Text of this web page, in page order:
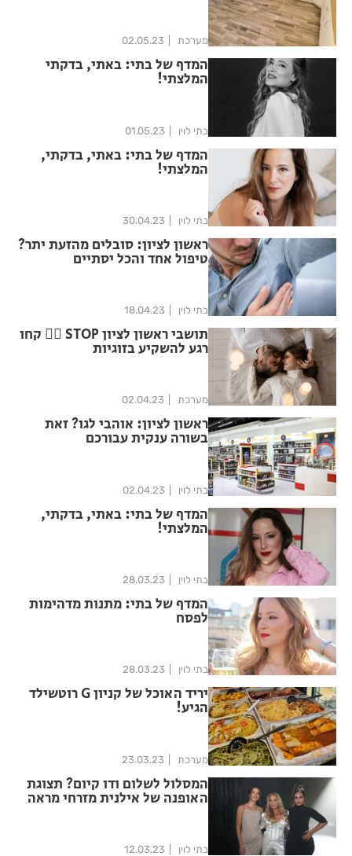
מערכת 02.05.23
המדף של בתי: באתי, בדקתי
המלצתי!
בתי לוין 01.05.23
המדף של בתי: באתי, בדקתי,
המלצתי!
בתי לוין 30.04.23
ראשון לציון: סובלים מהזעת יתר?
טיפול אחד והכל יסתיים
בתי לוין 18.04.23
תושבי ראשון לציון STOP ✋🏻 קחו
רגע להשקיע בזוגיות
מערכת 02.04.23
ראשון לציון: אוהבי לגו? זאת
בשורה ענקית עבורכם
בתי לוין 02.04.23
המדף של בתי: באתי, בדקתי,
המלצתי!
בתי לוין 28.03.23
המדף של בתי: מתנות מדהימות
לפסח
בתי לוין 28.03.23
יריד האוכל של קניון G רוטשילד
הגיע!
מערכת 23.03.23
המסלול לשלום ודו קיום? תצוגת
האופנה של אילנית מזרחי מראה
בתי לוין 12.03.23